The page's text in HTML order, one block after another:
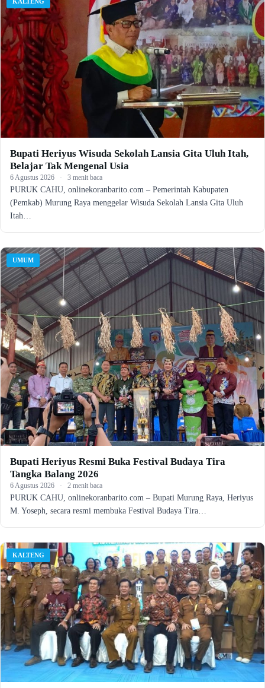
Bupati Heriyus Wisuda Sekolah Lansia Gita Uluh Itah,
Belajar Tak Mengenal Usia
6 Agustus 2026 · 3 menit baca
PURUK CAHU, onlinekoranbarito.com – Pemerintah Kabupaten
(Pemkab) Murung Raya menggelar Wisuda Sekolah Lansia Gita Uluh
Itah…
UMUM
Bupati Heriyus Resmi Buka Festival Budaya Tira
Tangka Balang 2026
6 Agustus 2026 · 2 menit baca
PURUK CAHU, onlinekoranbarito.com – Bupati Murung Raya, Heriyus
M. Yoseph, secara resmi membuka Festival Budaya Tira…
KALTENG